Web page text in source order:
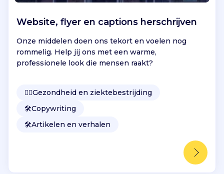
Website, flyer en captions herschrijven
Onze middelen doen ons tekort en voelen nog
rommelig. Help jij ons met een warme,
professionele look die mensen raakt?
👩‍⚕️Gezondheid en ziektebestrijding
🛠️Copywriting
🛠️Artikelen en verhalen